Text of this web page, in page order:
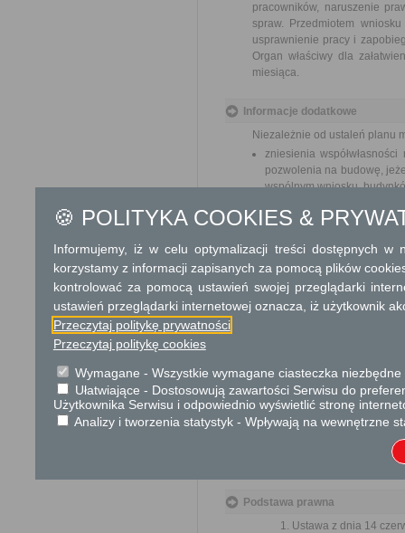
pracowników, naruszenie
spraw. Przedmiotem
usprawnienie pracy i
Organ właściwy dla
miesiąca.
Informacje dodatkowe
Niezależnie od ustaleń planu
zniesienia
pozwolenia na budowę,
wspólnym wniosku,
wierze,
realizacji roszczeń do
realizacji przepisów
samorządowych,
wydzielenia części
wydzielenia części
realizacji inwestycji w
w rozumieniu przepisów
wydzielenia części
z dnia 8 lipca 2010 r. o
przeciwpowodziowych,
wydzielenia działki
wydzielenia działek gruntu
Podstawa prawna
Ustawa z dnia 14
🍪 POLITYKA COOKIES &
Informujemy, iż w celu optymalizacji treści dostępnych w
korzystamy z informacji zapisanych za pomocą plików
kontrolować za pomocą ustawień swojej przeglądarki
ustawień przeglądarki internetowej oznacza, iż użytkownik
Przeczytaj politykę prywatności
Przeczytaj politykę cookies
Wymagane - Wszystkie wymagane ciasteczka
Ułatwiające - Dostosowują zawartości Serwisu do
Użytkownika Serwisu i odpowiednio wyświetlić stronę
Analizy i tworzenia statystyk - Wpływają na wewnętrzne